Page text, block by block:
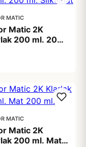
MATIC
Matic 2K
200 ml. 200
MATIC
Matic 2K
200 ml. Mat